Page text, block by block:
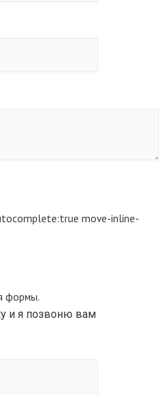
move-inline-
формы.
и я позвоню вам